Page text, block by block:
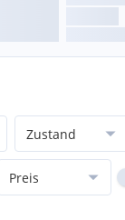
Zustand
Preis